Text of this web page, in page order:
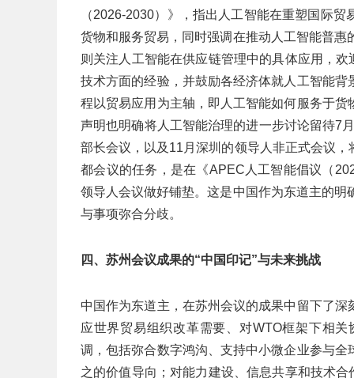
（2026-2030）》，指出人工智能在重塑国际
货物和服务贸易，同时强调在推动人工智能普
则关注人工智能在供应链管理中的具体应用，
技术方面的经验，并鼓励各经济体就人工智能
程以贸易应用为主轴，即人工智能如何服务于
声明也明确将人工智能治理的进一步讨论留待7
部长会议，以及11月深圳的领导人非正式会议
都会议的任务，是在《APEC人工智能倡议（
领导人会议做好铺垫。这是中国作为东道主的
与事项弥合分歧。
四、苏州会议成果的“中国印记”与未来挑战
中国作为东道主，在苏州会议的成果中留下了
应世界贸易组织改革需要、对WTO框架下相
调，包括弥合数字鸿沟、支持中小微企业参与
之的价值导向；对能力建设、信息共享和技术